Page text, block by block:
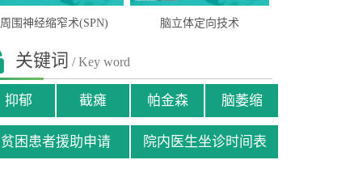
周围神经缩窄术(SPN) 脑立体定向技术
关键词 / Key word
抑郁 截瘫 帕金森 脑萎缩
贫困患者援助申请 院内医生坐诊时间表